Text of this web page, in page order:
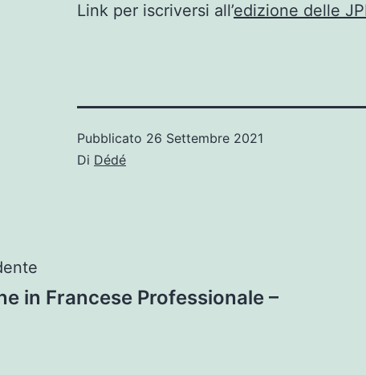
Link per iscriversi all’edizione delle
Pubblicato 26 Settembre 2021
Di Dédé
in Francese Professionale –